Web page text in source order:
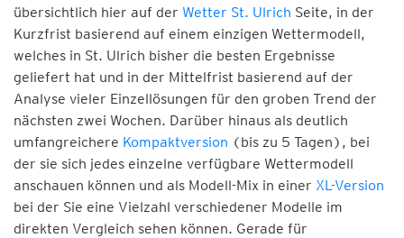
übersichtlich hier auf der Wetter St. Ulrich Seite, in der
Kurzfrist basierend auf einem einzigen Wettermodell,
welches in St. Ulrich bisher die besten Ergebnisse
geliefert hat und in der Mittelfrist basierend auf der
Analyse vieler Einzellösungen für den groben Trend der
nächsten zwei Wochen. Darüber hinaus als deutlich
umfangreichere Kompaktversion (bis zu 5 Tagen), bei
der sie sich jedes einzelne verfügbare Wettermodell
anschauen können und als Modell-Mix in einer XL-Version
bei der Sie eine Vielzahl verschiedener Modelle im
direkten Vergleich sehen können. Gerade für